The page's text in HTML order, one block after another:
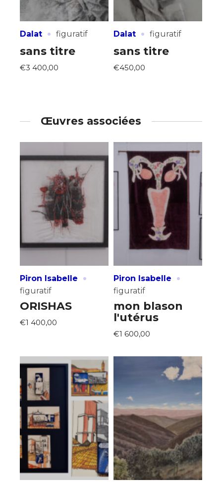
Dalat · figuratif
sans titre
€3 400,00
Dalat · figuratif
sans titre
€450,00
Œuvres associées
Piron Isabelle ·
figuratif
ORISHAS
€1 400,00
Piron Isabelle ·
figuratif
mon blason
l'utérus
€1 600,00